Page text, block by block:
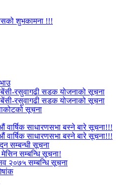
शुभकामना !!!
रसुवागढी सडक योजनाको सूचना
रसुवागढी सडक योजनाको सूचना
सूचना
साधारणसभा बस्ने बारे सूचना!!!
साधारणसभा बस्ने बारे सूचना!!!
सम्बन्धी सूचना
सम्बन्धि सूचना!
२०७५ सम्बन्धि सूचना